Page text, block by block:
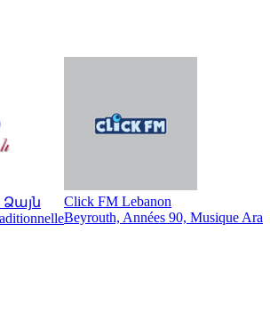
Ձայն
Click FM Lebanon
Beyrouth, Années 90, Musique